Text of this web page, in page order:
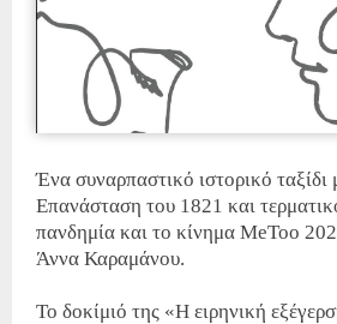
Ένα συναρπαστικό ιστορικό ταξίδι
Επανάσταση του 1821 και
πανδημία και το κίνημα MeToo
Άννα Καραμάνου.
Το δοκίμιό της «Η ειρηνική